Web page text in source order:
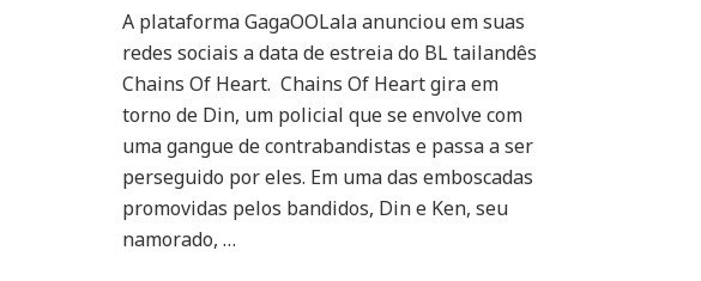
tailandês
“Chains
Of
Heart”
ganha
data
de
estreia
A plataforma GagaOOLala anunciou em suas
redes sociais a data de estreia do BL tailandês
Chains Of Heart. Chains Of Heart gira em
torno de Din, um policial que se envolve com
uma gangue de contrabandistas e passa a ser
perseguido por eles. Em uma das emboscadas
promovidas pelos bandidos, Din e Ken, seu
namorado, …